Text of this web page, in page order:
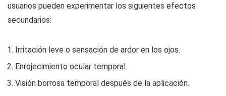
usuarios pueden experimentar los siguientes efectos
secundarios:
Irritación leve o sensación de ardor en los ojos.
Enrojecimiento ocular temporal.
Visión borrosa temporal después de la aplicación.